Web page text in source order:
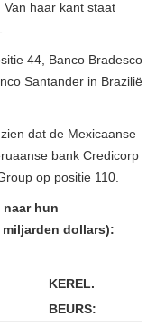
haar kant staat
44, Banco Bradesco
Santander in Brazilië
dat de Mexicaanse
bank Credicorp
op positie 110.
hun
miljarden dollars):
KEREL.
BEURS: